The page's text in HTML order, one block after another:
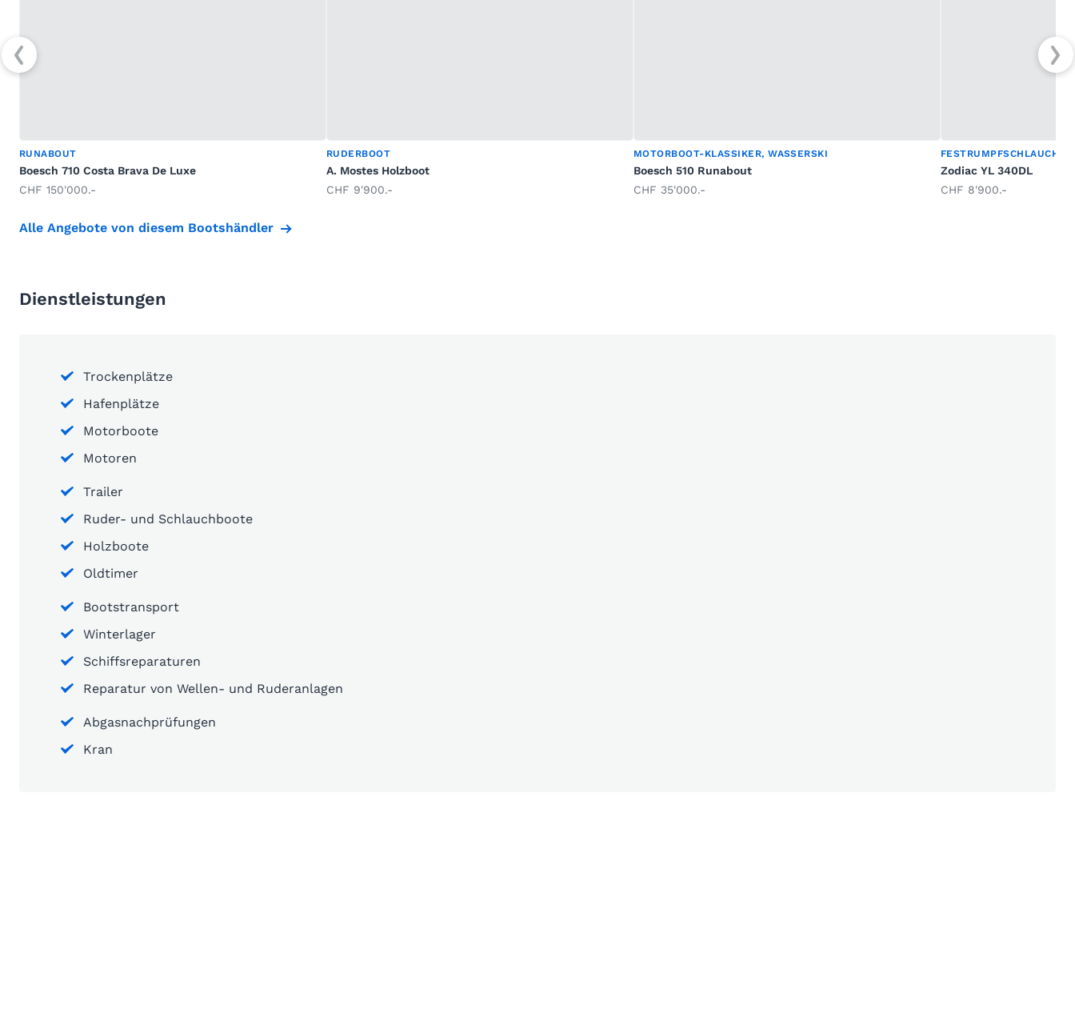
RUNABOUT
Boesch 710 Costa Brava De Luxe
CHF 150'000.-
RUDERBOOT
A. Mostes Holzboot
CHF 9'900.-
MOTORBOOT-KLASSIKER, WASSERSKI
Boesch 510 Runabout
CHF 35'000.-
Zodiac YL 340DL
CHF 8'900.-
Alle Angebote von diesem Bootshändler
Dienstleistungen
Trockenplätze
Hafenplätze
Motorboote
Motoren
Trailer
Ruder- und Schlauchboote
Holzboote
Oldtimer
Bootstransport
Winterlager
Schiffsreparaturen
Reparatur von Wellen- und Ruderanlagen
Abgasnachprüfungen
Kran